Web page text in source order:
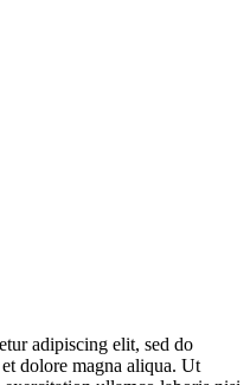
adipiscing elit, sed do
dolore magna aliqua. Ut